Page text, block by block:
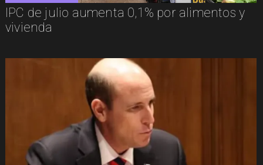
IPC de julio aumenta 0,1% por alimentos y
vivienda